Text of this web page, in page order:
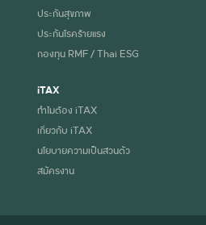
ประกันสุขภาพ
ประกันโรคร้ายแรง
กองทุน RMF / Thai ESG
iTAX
ทำไมต้อง iTAX
เกี่ยวกับ iTAX
นโยบายความเป็นส่วนตัว
สมัครงาน